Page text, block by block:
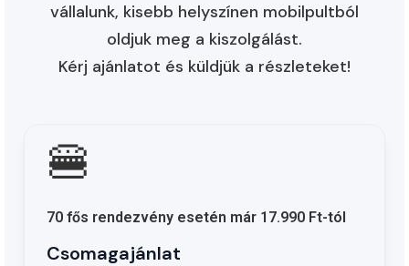
vállalunk, kisebb helyszínen mobilpultból
oldjuk meg a kiszolgálást.
Kérj ajánlatot és küldjük a részleteket!
70 fős rendezvény esetén már 17.990 Ft-tól
Csomagajánlat
🍔